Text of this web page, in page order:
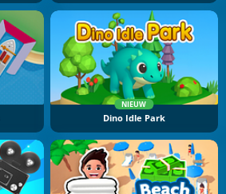
NIEUW
Dino Idle Park